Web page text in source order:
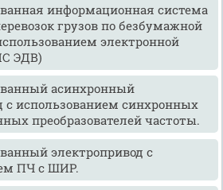
информационная система
грузов по безбумажной
электронной
ЭДВ)
асинхронный
с использованием синхронных
преобразователей частоты.
электропривод с
ПЧ с ШИР.